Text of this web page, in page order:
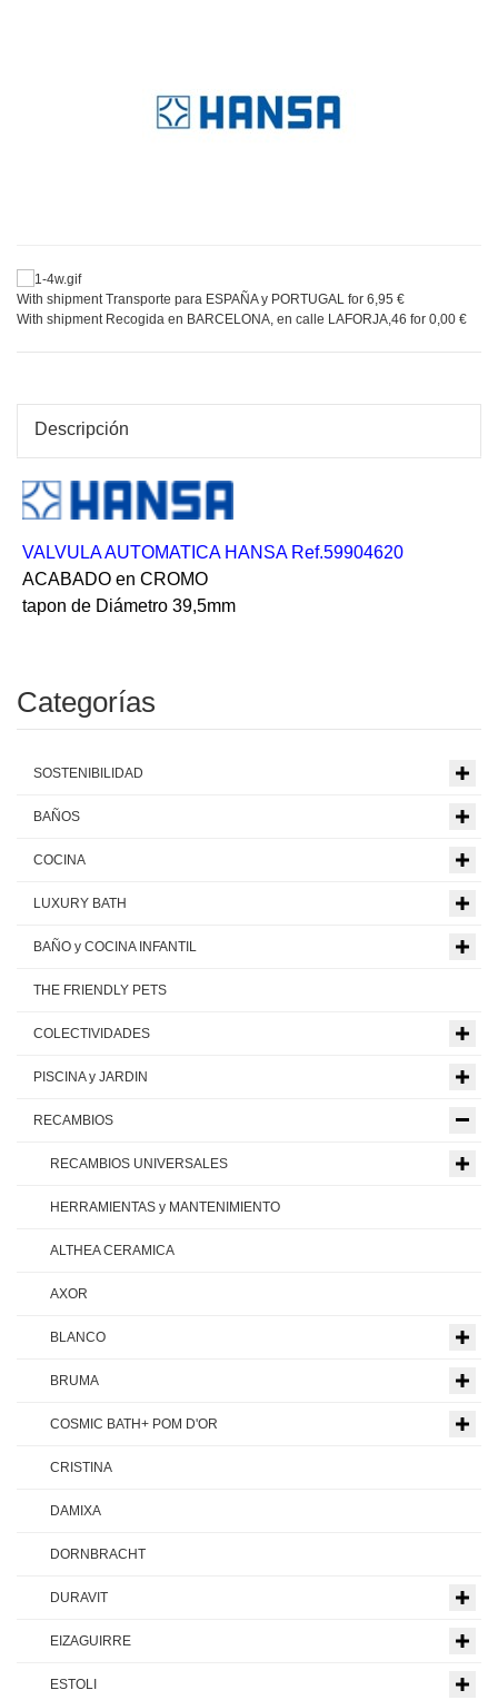
With shipment Transporte para ESPAÑA y PORTUGAL for 6,95 €
With shipment Recogida en BARCELONA, en calle LAFORJA,46 for 0,00 €
Descripción
VALVULA AUTOMATICA HANSA Ref.59904620
ACABADO en CROMO
tapon de Diámetro 39,5mm
Categorías
SOSTENIBILIDAD
BAÑOS
COCINA
LUXURY BATH
BAÑO y COCINA INFANTIL
THE FRIENDLY PETS
COLECTIVIDADES
PISCINA y JARDIN
RECAMBIOS
RECAMBIOS UNIVERSALES
HERRAMIENTAS y MANTENIMIENTO
ALTHEA CERAMICA
AXOR
BLANCO
BRUMA
COSMIC BATH+ POM D'OR
CRISTINA
DAMIXA
DORNBRACHT
DURAVIT
EIZAGUIRRE
ESTOLI